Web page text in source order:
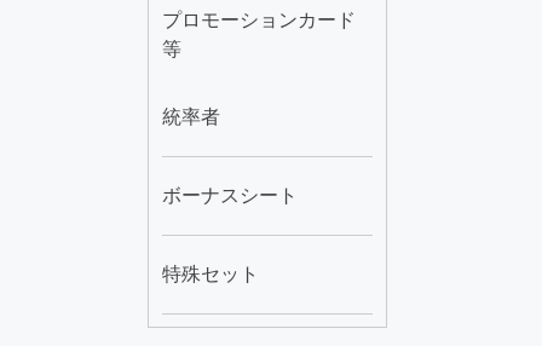
プロモーションカード
等
統率者
ボーナスシート
特殊セット